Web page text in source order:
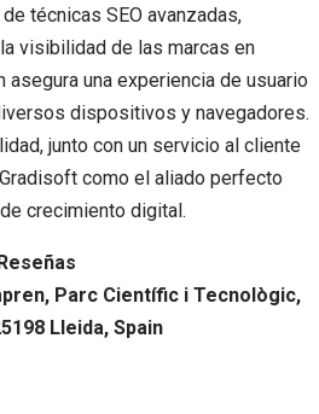
técnicas SEO avanzadas,
visibilidad de las marcas en
asegura una experiencia de usuario
dispositivos y navegadores.
junto con un servicio al cliente
como el aliado perfecto
crecimiento digital.
Parc Científic i Tecnològic,
Lleida, Spain